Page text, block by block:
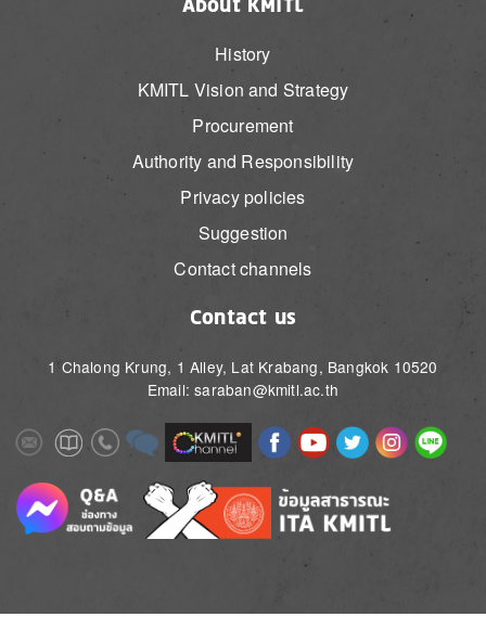
History
KMITL Vision and Strategy
Procurement
Authority and Responsibility
Privacy policies
Suggestion
Contact channels
Contact us
1 Chalong Krung, 1 Alley, Lat Krabang, Bangkok 10520
Email: saraban@kmitl.ac.th
ImageImageImageImage Image ImageImageImageImageImage
Image Image